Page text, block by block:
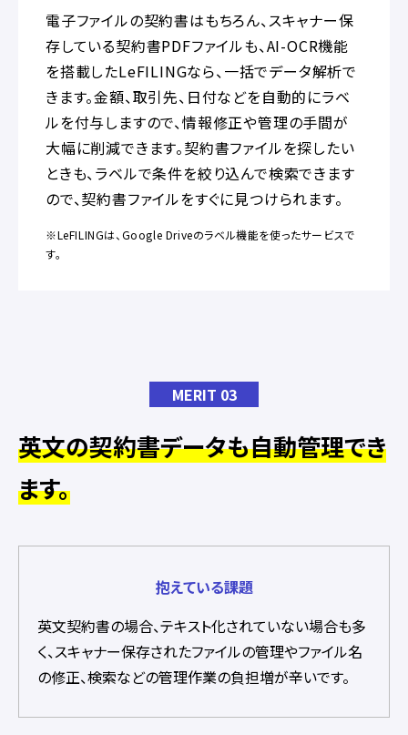
電子ファイルの契約書はもちろん、スキャナー保
存している契約書PDFファイルも、AI-OCR機能
を搭載したLeFILINGなら、一括でデータ解析で
きます。金額、取引先、日付などを自動的にラベ
ルを付与しますので、情報修正や管理の手間が
大幅に削減できます。契約書ファイルを探したい
ときも、ラベルで条件を絞り込んで検索できます
ので、契約書ファイルをすぐに見つけられます。
※LeFILINGは、Google Driveのラベル機能を使ったサービスで
す。
MERIT 03
英文の契約書データも自動管理でき
ます。
抱えている課題
英文契約書の場合、テキスト化されていない場合も多
く、スキャナー保存されたファイルの管理やファイル名
の修正、検索などの管理作業の負担増が辛いです。